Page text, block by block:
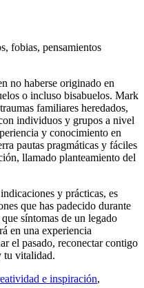
fobias, pensamientos
no haberse originado en
o incluso bisabuelos. Mark
familiares heredados,
individuos y grupos a nivel
y conocimiento en
pautas pragmáticas y fáciles
llamado planteamiento del
y prácticas, es
que has padecido durante
síntomas de un legado
en una experiencia
el pasado, reconectar contigo
tu vitalidad.
e inspiración,